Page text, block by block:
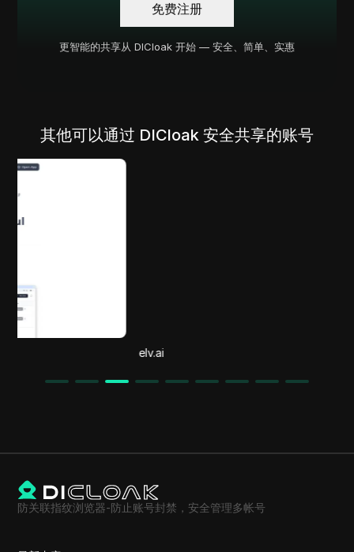
免费注册
更智能的共享从 DICloak 开始 — 安全、简单、实惠
其他可以通过 DICloak 安全共享的账号
防关联指纹浏览器-防止账号封禁，安全管理多帐号